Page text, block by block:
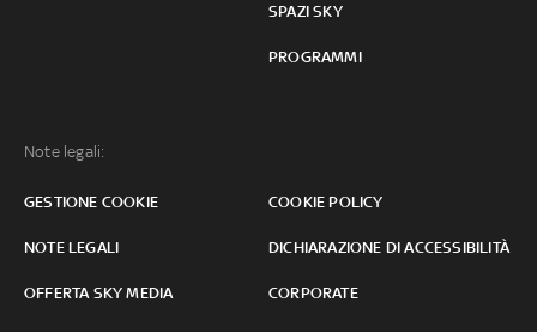
SPAZI SKY
PROGRAMMI
Note legali:
GESTIONE COOKIE COOKIE POLICY
NOTE LEGALI DICHIARAZIONE DI ACCESSIBILITÀ
OFFERTA SKY MEDIA CORPORATE